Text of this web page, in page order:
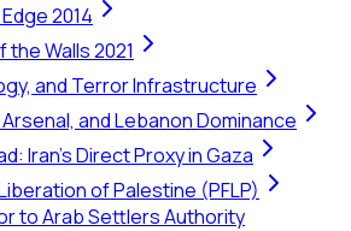
2014
Walls 2021
and Terror Infrastructure
and Lebanon Dominance
Iran's Direct Proxy in Gaza
of Palestine (PFLP)
to Arab Settlers Authority